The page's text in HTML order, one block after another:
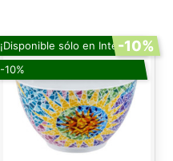
¡Disponible sólo en Internet!
-10%
-10%